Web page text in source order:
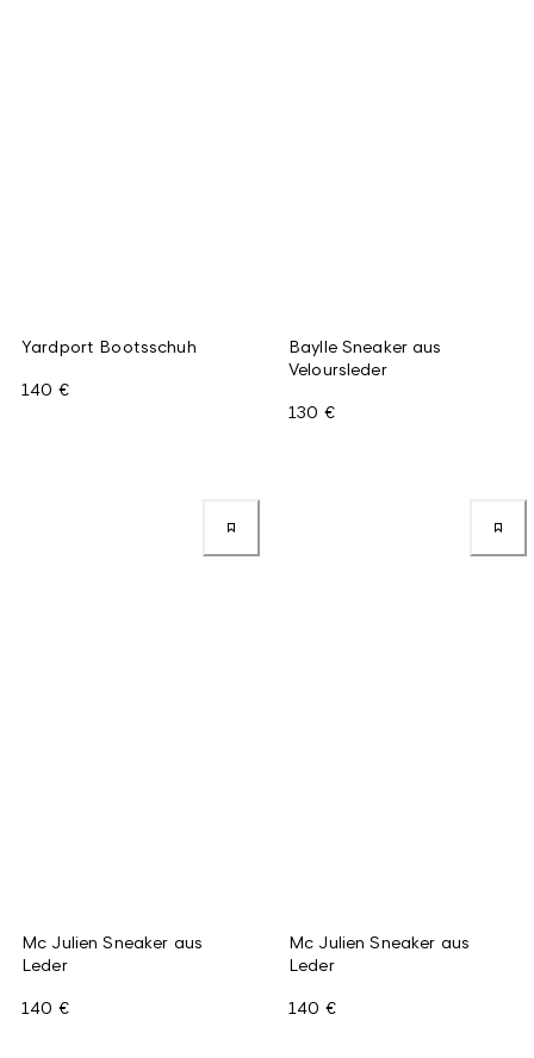
Yardport Bootsschuh
140 €
Baylle Sneaker aus
Veloursleder
130 €
Mc Julien Sneaker aus
Leder
140 €
Mc Julien Sneaker aus
Leder
140 €